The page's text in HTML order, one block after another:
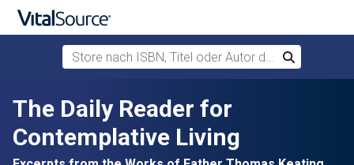
Zum Hauptinhalt springen
Store nach ISBN, Titel oder Autor durchsuchen
Suchen
The Daily Reader for
Contemplative Living